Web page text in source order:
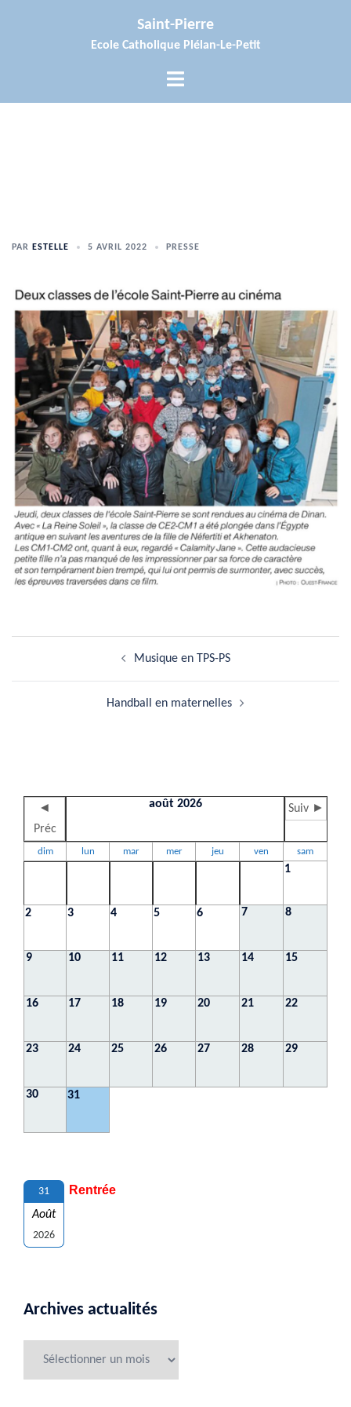
Saint-Pierre
Ecole Catholique Plélan-Le-Petit
Ouvrir/fermer
PAR ESTELLE 5 AVRIL 2022 PRESSE
Musique en TPS-PS
Handball en maternelles
◄
Préc
août 2026 Suiv ►
dim lun mar mer jeu ven sam
1
2 3 4 5 6 7 8
9 10 11 12 13 14 15
16 17 18 19 20 21 22
23 24 25 26 27 28 29
30 31
31
Août
2026
Rentrée
Archives actualités